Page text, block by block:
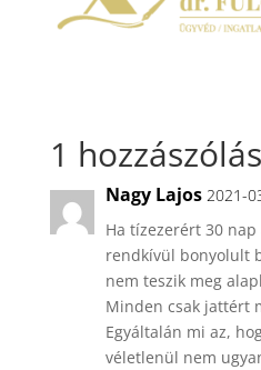
1 hozzászólás
Nagy Lajos 2021-
Ha tízezerért 30
rendkívül bonyolult
nem teszik meg
Minden csak jattért
Egyáltalán mi az,
véletlenül nem